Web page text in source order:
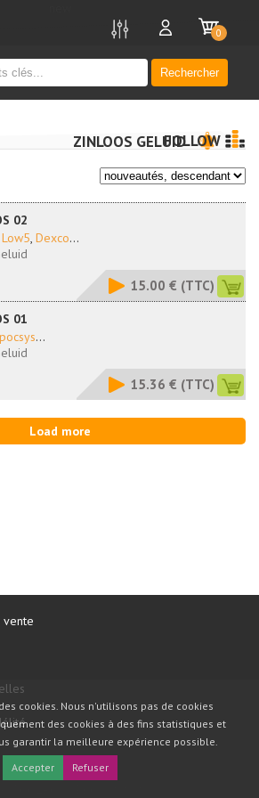
Rechercher
0
ZINLOOS GELUIDFOLLOW
02
Low5, Dexco...
15.00 € (TTC)
01
...
15.36 € (TTC)
Load more
vente
cookies. Nous n'utilisons pas de cookies
des cookies à des fins statistiques et
garantir la meilleure expérience possible.
Accepter
Refuser